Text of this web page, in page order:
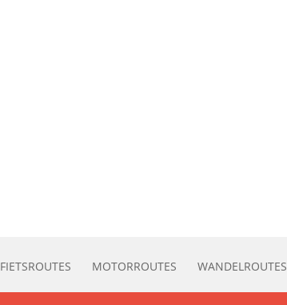
FIETSROUTES MOTORROUTES WANDELROUTES